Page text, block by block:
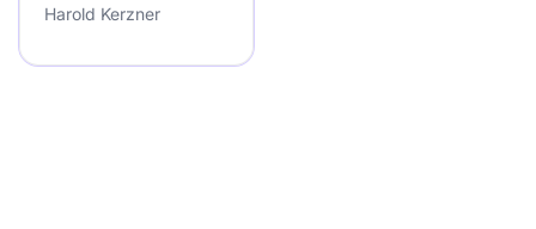
Harold Kerzner